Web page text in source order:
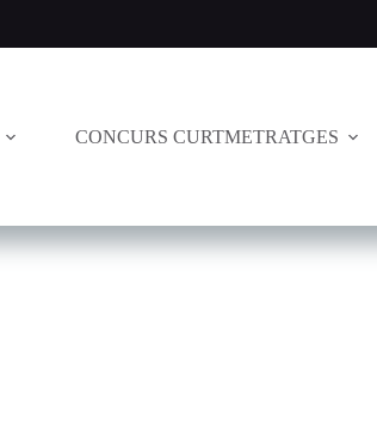
CONCURS CURTMETRATGES